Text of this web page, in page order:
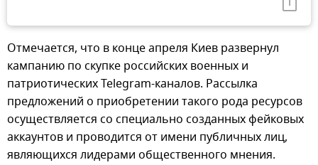
Отмечается, что в конце апреля Киев развернул
кампанию по скупке российских военных и
патриотических Telegram-каналов. Рассылка
предложений о приобретении такого рода ресурсов
осуществляется со специально созданных фейковых
аккаунтов и проводится от имени публичных лиц,
являющихся лидерами общественного мнения.